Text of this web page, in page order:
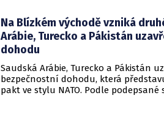
Na Blízkém východě vzniká
Arábie, Turecko a Pákistán
dohodu
Saudská Arábie, Turecko a Pákistán
bezpečnostní dohodu, která
pakt ve stylu NATO. Podle